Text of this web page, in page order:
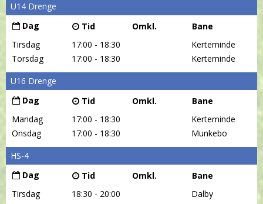
U14 Drenge
Dag
Tid Omkl.
Bane
Tirsdag
17:00 - 18:30
Kerteminde
Torsdag
17:00 - 18:30
Kerteminde
U16 Drenge
Dag
Tid Omkl.
Bane
Mandag
17:00 - 18:30
Kerteminde
Onsdag
17:00 - 18:30
Munkebo
HS-4
Dag
Tid Omkl.
Bane
Tirsdag
18:30 - 20:00
Dalby